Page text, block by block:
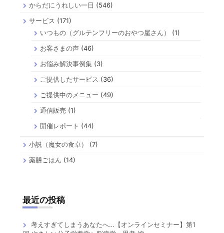
からだにうれしい一日 (546)
サービス (171)
いつもの（グルテンフリーのおやつ屋さん）
(1)
お客さまの声 (46)
お悩み解決事例集 (3)
ご提供したサービス (36)
ご提供中のメニュー (49)
通信販売 (1)
開催レポート (44)
小説（魔女の食卓）
(7)
薬膳ごはん (14)
最近の投稿
考えすぎてしまうあなたへ…【オンラインセミナー】第1